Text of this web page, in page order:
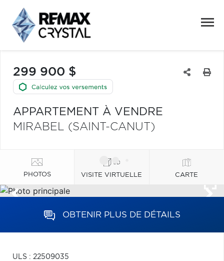
299 900 $
APPARTEMENT À VENDRE
MIRABEL (SAINT-CANUT)
PHOTOS VISITE VIRTUELLE CARTE
OBTENIR PLUS DE DÉTAILS
ULS : 22509035